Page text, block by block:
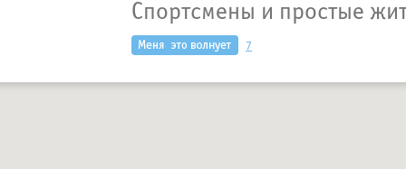
Спортсмены и простые
7